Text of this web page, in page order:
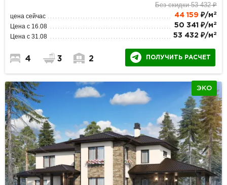
Без скидки 53 432 ₽
цена сейчас 44 159 ₽/м 2
Цена с 16.08 50 341 ₽/м 2
Цена с 31.08 53 432 ₽/м 2
4 3 2 ПОЛУЧИТЬ РАСЧЕТ
ЭКО